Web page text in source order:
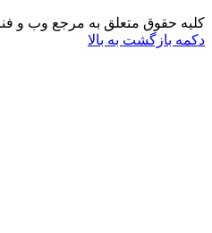
کلیه حقوق متعلق به مرجع وب و
دکمه بازگشت به بالا